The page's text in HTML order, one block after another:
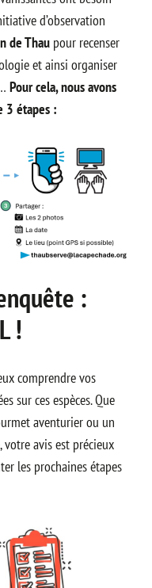
d’observation
de Thau pour recenser
et ainsi organiser
Pour cela, nous avons
3 étapes :
:
!
comprendre vos
sur ces espèces. Que
aventurier ou un
avis est précieux
les prochaines étapes